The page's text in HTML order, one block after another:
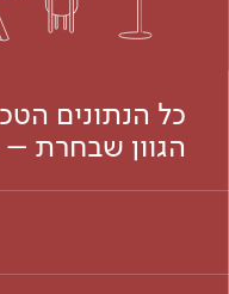
כל הנתונים
הגוון שבחרת